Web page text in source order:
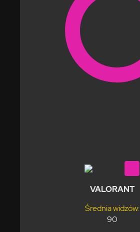
VALORANT
Średnia widzów:
90